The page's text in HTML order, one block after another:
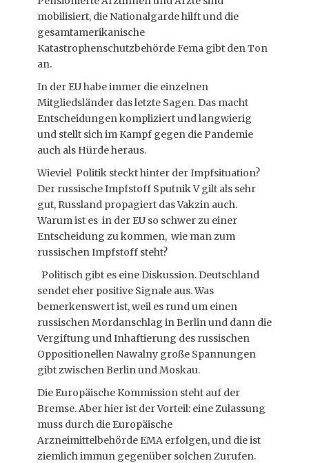
mobilisiert, die Nationalgarde hilft und die
gesamtamerikanische
Katastrophenschutzbehörde Fema gibt den Ton
an.
In der EU habe immer die einzelnen
Mitgliedsländer das letzte Sagen. Das macht
Entscheidungen kompliziert und langwierig
und stellt sich im Kampf gegen die Pandemie
auch als Hürde heraus.
Wieviel Politik steckt hinter der Impfsituation?
Der russische Impfstoff Sputnik V gilt als sehr
gut, Russland propagiert das Vakzin auch.
Warum ist es in der EU so schwer zu einer
Entscheidung zu kommen, wie man zum
russischen Impfstoff steht?
Politisch gibt es eine Diskussion. Deutschland
sendet eher positive Signale aus. Was
bemerkenswert ist, weil es rund um einen
russischen Mordanschlag in Berlin und dann die
Vergiftung und Inhaftierung des russischen
Oppositionellen Nawalny große Spannungen
gibt zwischen Berlin und Moskau.
Die Europäische Kommission steht auf der
Bremse. Aber hier ist der Vorteil: eine Zulassung
muss durch die Europäische
Arzneimittelbehörde EMA erfolgen, und die ist
ziemlich immun gegenüber solchen Zurufen.